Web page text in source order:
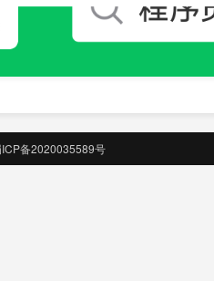
备2020035589号